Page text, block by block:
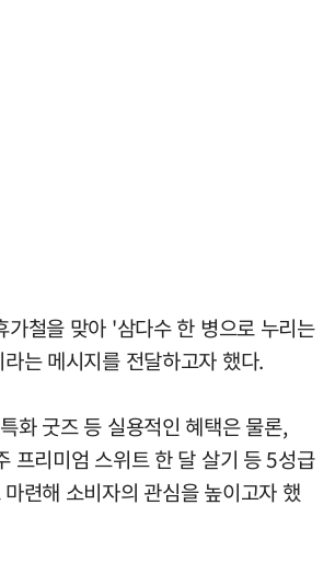
가철을 맞아 '삼다수 한 병으로 누리는
는 메시지를 전달하고자 했다.
화 굿즈 등 실용적인 혜택은 물론,
프리미엄 스위트 한 달 살기 등 5성급
련해 소비자의 관심을 높이고자 했